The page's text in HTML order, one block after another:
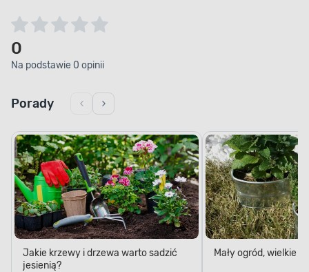
0
Na podstawie 0 opinii
Porady
Jakie krzewy i drzewa warto sadzić
jesienią?
Mały ogród, wielkie